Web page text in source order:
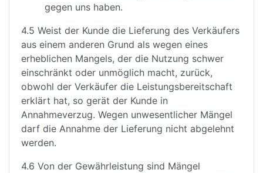
gegen uns haben.
4.5 Weist der Kunde die Lieferung des Verkäufers
aus einem anderen Grund als wegen eines
erheblichen Mangels, der die Nutzung schwer
einschränkt oder unmöglich macht, zurück,
obwohl der Verkäufer die Leistungsbereitschaft
erklärt hat, so gerät der Kunde in
Annahmeverzug. Wegen unwesentlicher Mängel
darf die Annahme der Lieferung nicht abgelehnt
werden.
4.6 Von der Gewährleistung sind Mängel